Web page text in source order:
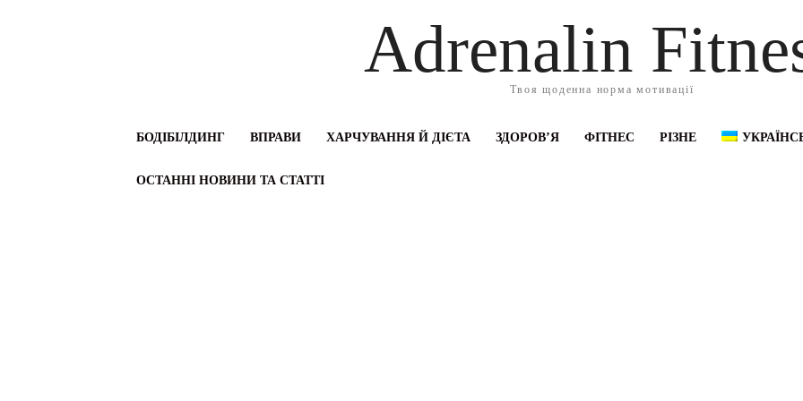
Adrenalin
Твоя щоденна норма мотивації
БОДІБІЛДИНГ ВПРАВИ ХАРЧУВАННЯ Й ДІЄТА ЗДОРОВ’Я ФІТНЕС РІЗНЕ
ОСТАННІ НОВИНИ ТА СТАТТІ